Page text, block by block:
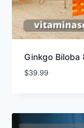
Ginkgo Biloba
$39.99